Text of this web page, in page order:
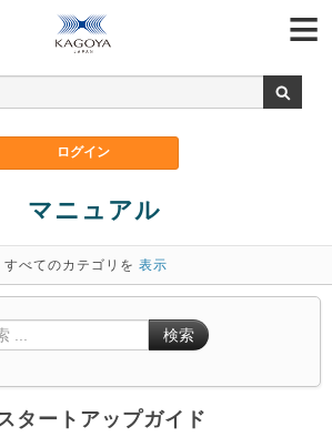
マニュアル
すべてのカテゴリを 表示
検索
タートアップガイド